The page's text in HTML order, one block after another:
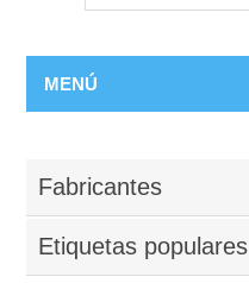
MENÚ
Fabricantes
Etiquetas populares